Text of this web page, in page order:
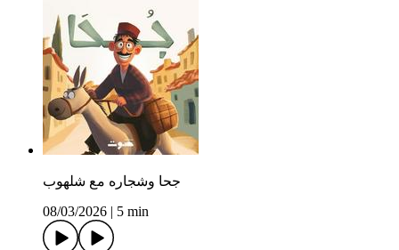
جحا وشجاره مع شلهوب
08/03/2026
5 min